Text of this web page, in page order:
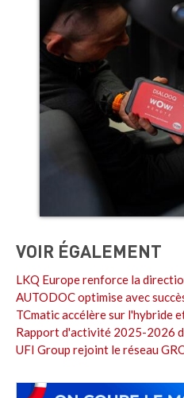
VOIR ÉGALEMENT
LKQ Europe renforce la
AUTODOC optimise avec
TCmatic accélère sur l'hybride
Rapport d'activité 2025-2026
UFI Group rejoint le réseau